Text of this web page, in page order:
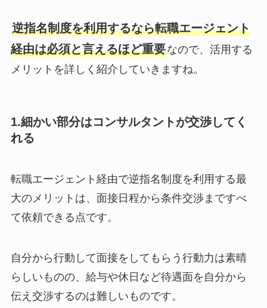
逆指名制度を利用するなら転職エージェント
経由は必須と言えるほど重要なので、活用する
メリットを詳しく紹介していきますね。
1.細かい部分はコンサルタントが交渉してく
れる
転職エージェント経由で逆指名制度を利用する最
大のメリットは、面接日程から条件交渉まですべ
て依頼できる点です。
自分から行動して面接をしてもらう行動力は素晴
らしいものの、給与や休日など待遇面を自分から
伝え交渉するのは難しいものです。